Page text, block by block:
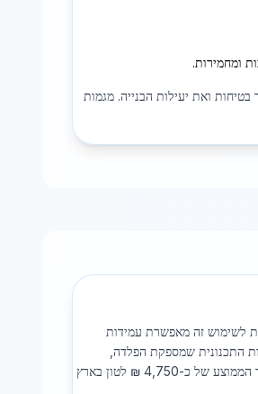
ומחמירות.
ואת יעילות הבנייה. מגמות
לשימוש זה מאפשרת עמידות
התכנונית שמספקת הפלדה,
המאפשרת לתכנן מבנים רב קומות בצללית פתוחה וחדשנית בהתאם לדרישות מותאמות אישית של קבלנים ויזמים. המחיר הממוצע של כ-4,750 ₪ לטון בארץ